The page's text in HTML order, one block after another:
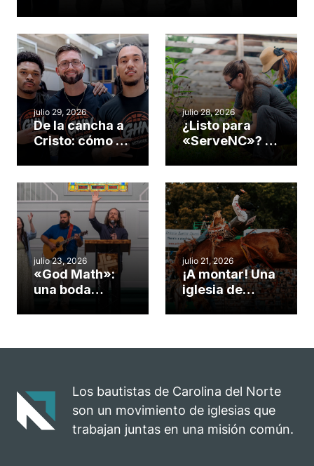
julio 29, 2026
De la cancha a
Cristo: cómo el
gimnasio de
Cary se
convirtió en un
insólito campo
misionero te
cuento
julio 28, 2026
¿Listo para
«ServeNC»? 4
obra de Dios
durante la
Semana
ServeNC
julio 23, 2026
«God Math»:
una boda
celebra el
julio 21, 2026
¡A montar! Una
iglesia de
rodeo anual en
para el
ministerio
Los bautistas de Carolina del Norte
son un movimiento de iglesias que
trabajan juntas en una misión común.